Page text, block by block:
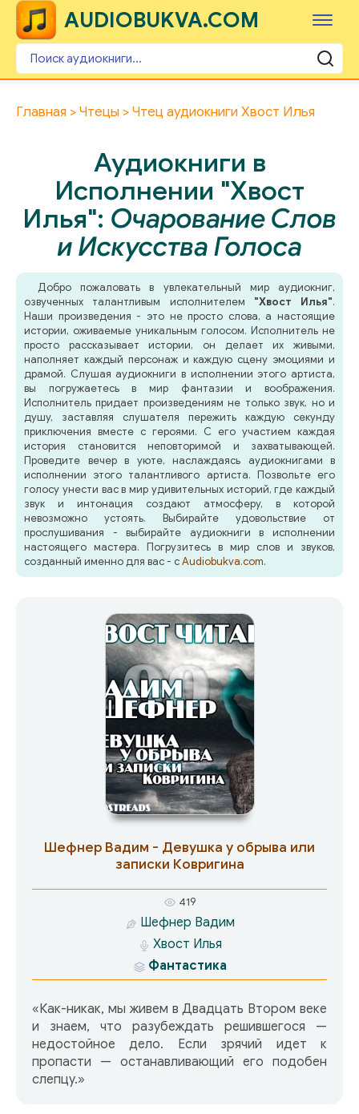
AUDIOBUKVA.COM
Главная Чтецы Чтец аудиокниги Хвост Илья
Аудиокниги в
Исполнении "Хвост
Илья": Очарование Слов
и Искусства Голоса
Добро пожаловать в увлекательный мир аудиокниг,
озвученных талантливым исполнителем "Хвост Илья".
Наши произведения - это не просто слова, а настоящие
истории, оживаемые уникальным голосом. Исполнитель не
просто рассказывает истории, он делает их живыми,
наполняет каждый персонаж и каждую сцену эмоциями и
драмой. Слушая аудиокниги в исполнении этого артиста,
вы погружаетесь в мир фантазии и воображения.
Исполнитель придает произведениям не только звук, но и
душу, заставляя слушателя пережить каждую секунду
приключения вместе с героями. С его участием каждая
история становится неповторимой и захватывающей.
Проведите вечер в уюте, наслаждаясь аудиокнигами в
исполнении этого талантливого артиста. Позвольте его
голосу унести вас в мир удивительных историй, где каждый
звук и интонация создают атмосферу, в которой
невозможно устоять. Выбирайте удовольствие от
прослушивания - выбирайте аудиокниги в исполнении
настоящего мастера. Погрузитесь в мир слов и звуков,
созданный именно для вас - сAudiobukva.com.
Шефнер Вадим - Девушка у обрыва или
записки Ковригина
419
Шефнер Вадим
Хвост Илья
Фантастика
«Как-никак, мы живем в Двадцать Втором веке
и знаем, что разубеждать решившегося —
недостойное дело. Если зрячий идет к
пропасти — останавливающий его подобен
слепцу.»